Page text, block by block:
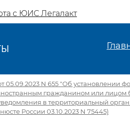
с ЮИС Легалакт
05.09.2023 N 655 "Об установлении
гражданином или лицом
в территориальный
России 03.10.2023 N 75445)